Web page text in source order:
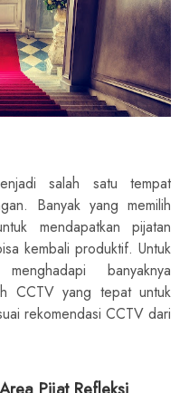
salah satu tempat
Banyak yang memilih
mendapatkan pijatan
kembali produktif. Untuk
banyaknya
CCTV yang tepat untuk
rekomendasi CCTV dari